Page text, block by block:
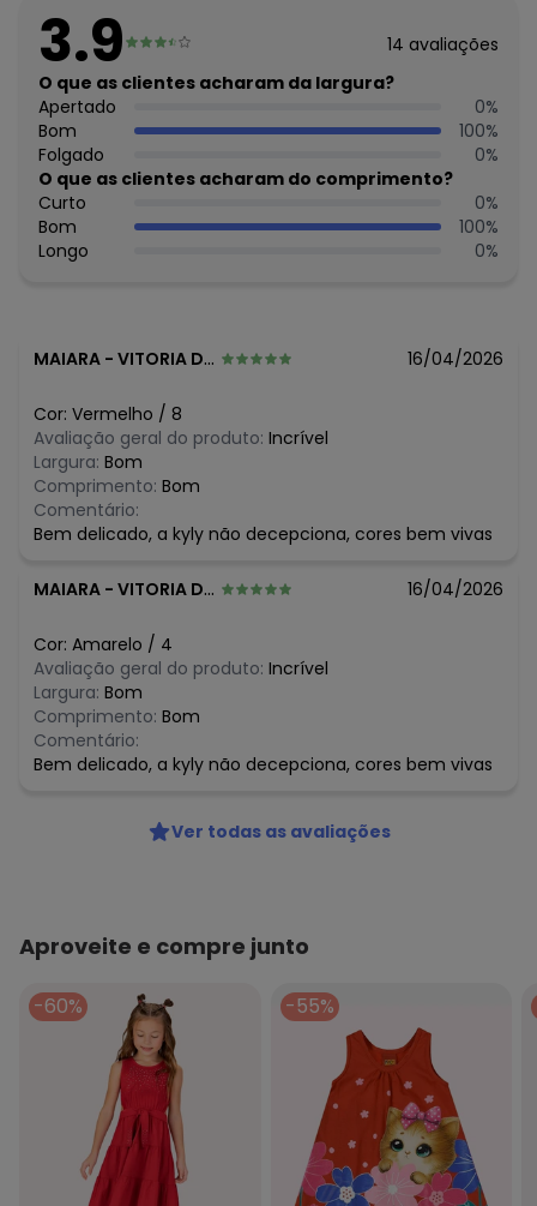
Comprimento: Curto
Forro: Não
Cinto: Não acompanha
Decote Frente : Redondo
Decote Costas: Redondo
Fornecedor: KYLY INDUSTRIA TEXTIL LTDA / CNPJ
78.855.830/0001-98
Feito: Brasil
Cuidados para conservação do produto: Para melhor
conservação do produto, lavar à mão com sabão neutro.
O preço apresentado abaixo é o menor oferecido em
algum dia do mês, para o menor tamanho disponível.
agosto/2026
julho/2026
junho/2026 N/D*
R$ 25,15
R$ 25,15
março/2026 R$ 25,15
3.9 14 avaliações
O que as clientes acharam da largura?
Apertado
0%
Bom
100%
Folgado
0%
O que as clientes acharam do comprimento?
Curto
0%
Bom
100%
Longo
0%
MAIARA - VITORIA DA CONQUISTA - BA 16/04/2026
Cor: Vermelho / 8
Avaliação geral do produto: Incrível
Largura: Bom
Comprimento: Bom
Comentário:
Bem delicado, a kyly não decepciona, cores bem vivas
MAIARA - VITORIA DA CONQUISTA - BA 16/04/2026
Cor: Amarelo / 4
Avaliação geral do produto: Incrível
Largura: Bom
Comprimento: Bom
Comentário:
Bem delicado, a kyly não decepciona, cores bem vivas
Ver todas as avaliações
Aproveite e compre junto
-60% -55%